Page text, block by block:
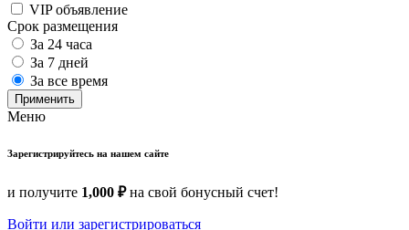
VIP объявление
Срок размещения
За 24 часа
За 7 дней
За все время
Применить
Меню
Зарегистрируйтесь на нашем сайте
и получите 1,000 ₽на свой бонусный счет!
Войти или зарегистрироваться